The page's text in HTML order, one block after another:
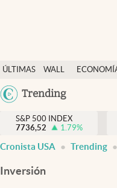
ÚLTIMAS
NOTICIAS
WALL
DÓLAR
Trending
Finanzas y economía
Wall Street y dólar
Inmigración
S&P 500 INDEX
7736,52
1.79%
Cronista USA Trending
Inversión